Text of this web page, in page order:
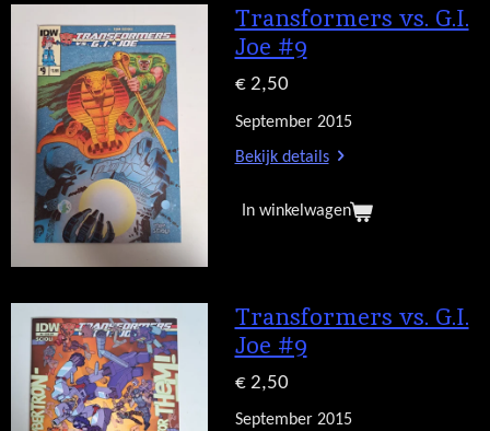
Transformers vs. G.I.
Joe #9
€ 2,50
September 2015
Bekijk details
In winkelwagen
Transformers vs. G.I.
Joe #9
€ 2,50
September 2015